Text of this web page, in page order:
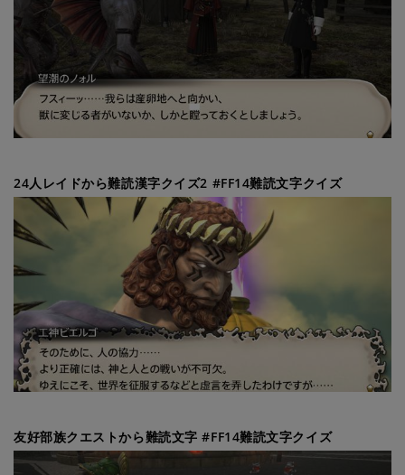
24人レイドから難読漢字クイズ2 #FF14難読文字クイズ
友好部族クエストから難読文字 #FF14難読文字クイズ